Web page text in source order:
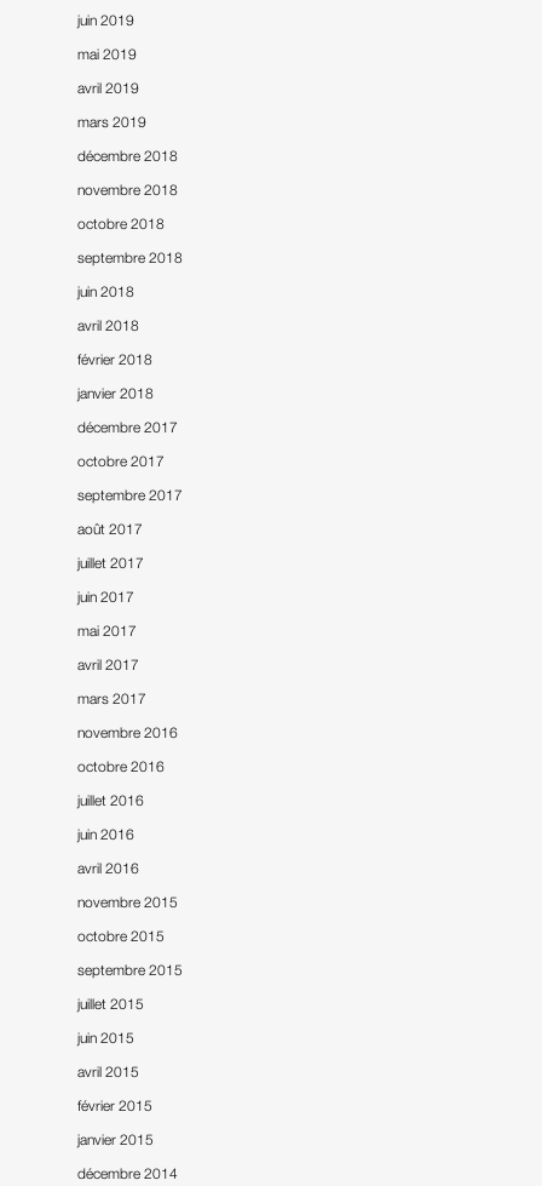
juin 2019
mai 2019
avril 2019
mars 2019
décembre 2018
novembre 2018
octobre 2018
septembre 2018
juin 2018
avril 2018
février 2018
janvier 2018
décembre 2017
octobre 2017
septembre 2017
août 2017
juillet 2017
juin 2017
mai 2017
avril 2017
mars 2017
novembre 2016
octobre 2016
juillet 2016
juin 2016
avril 2016
novembre 2015
octobre 2015
septembre 2015
juillet 2015
juin 2015
avril 2015
février 2015
janvier 2015
décembre 2014